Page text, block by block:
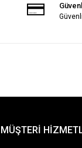
MÜŞTERİ